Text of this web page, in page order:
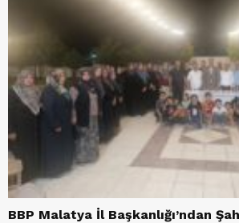
BBP Malatya İl Başkanlığı’ndan